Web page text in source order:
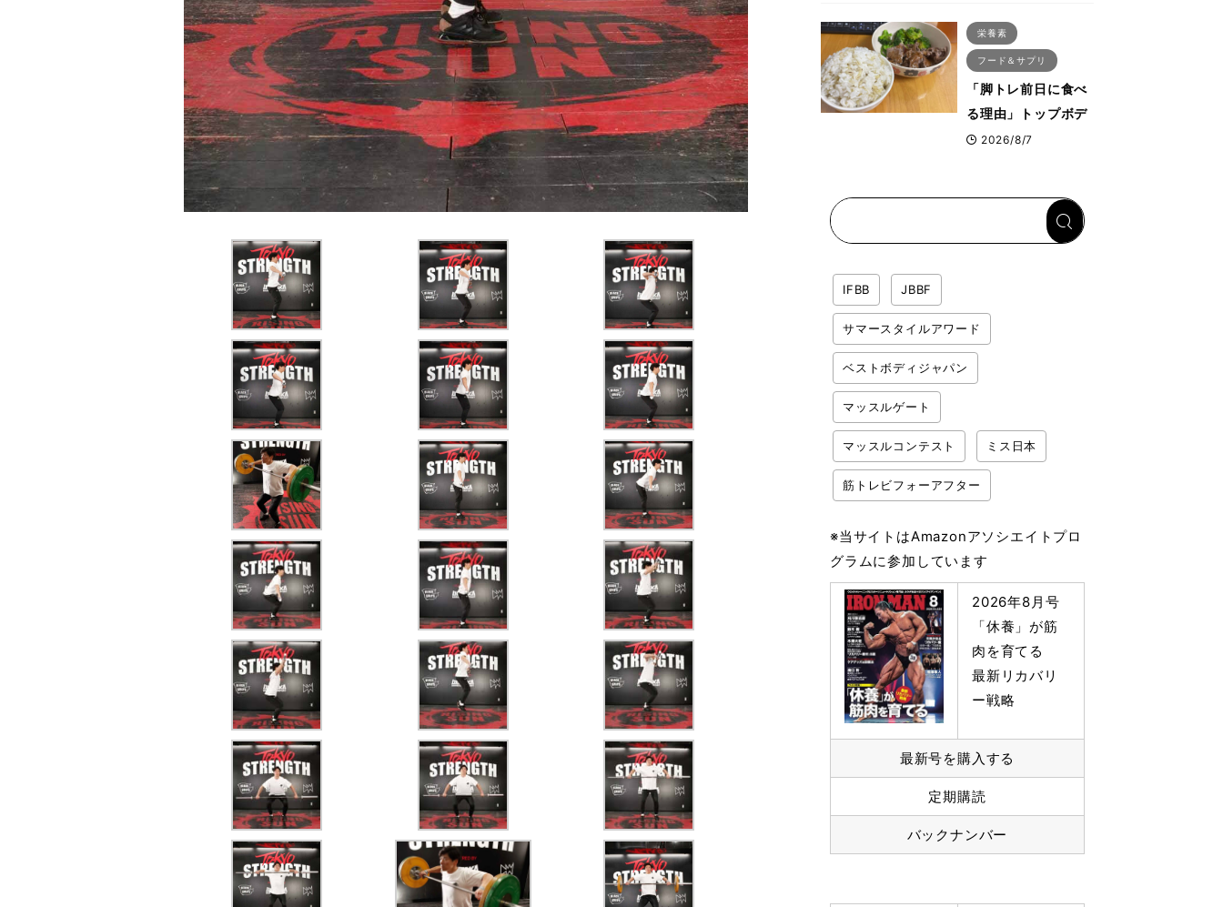
ス・プルオーバーマ
シン”とは？
栄養素
フード＆サプリ
「脚トレ前日に食べ
る理由」トップボデ
ィビルダーが愛用す
2026/8/7
IFBB JBBF
サマースタイルアワード
ベストボディジャパン
マッスルゲート
マッスルコンテスト ミス日本
筋トレビフォーアフター
※当サイトはAmazonアソシエイトプロ
グラムに参加しています
2026年8月号
「休養」が筋
肉を育てる
最新リカバリ
ー戦略
最新号を購入する
定期購読
バックナンバー